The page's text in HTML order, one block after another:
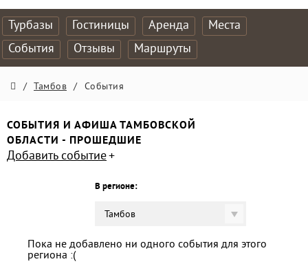
Турбазы Гостиницы Аренда
Места
События
Отзывы Маршруты
/ Тамбов / События
СОБЫТИЯ И АФИША ТАМБОВСКОЙ
ОБЛАСТИ - ПРОШЕДШИЕ
Добавить событие
В регионе:
Тамбов
Пока не добавлено ни одного события для этого
региона :(